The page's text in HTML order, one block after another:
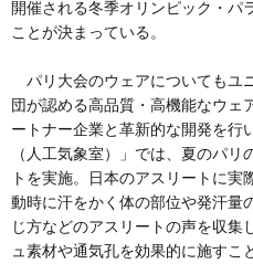
開催される冬季オリンピック・パ
ことが決まっている。
パリ大会のウェアについてもユ
団が認める高品質・高機能なウェ
ートナー企業と革新的な開発を行
（人工気象室）」では、夏のパ
トを実施。日本のアスリートに
動時に汗をかく体の部位や発汗量
じ方などのアスリートの声を収集
ュ素材や通気孔を効果的に施すこ